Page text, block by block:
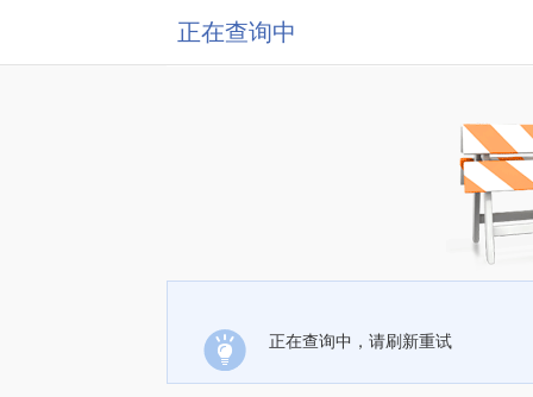
正在查询中
正在查询中，请刷新重试